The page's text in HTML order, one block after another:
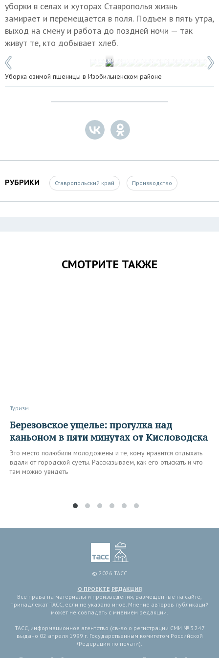
уборки в селах и хуторах Ставрополья жизнь
замирает и перемещается в поля. Подъем в пять утра,
выход на смену и работа до поздней ночи — так
живут те, кто добывает хлеб.
Фото: Михаил Пушилин
1 / 15
Уборка озимой пшеницы в Изобильненском районе
РУБРИКИ Ставропольский край Производство
СМОТРИТЕ ТАКЖЕ
Туризм
Березовское ущелье: прогулка над
каньоном в пяти минутах от Кисловодска
Это место полюбили молодожены и те, кому нравится отдыхать
вдали от городской суеты. Рассказываем, как его отыскать и что
там можно увидеть
© 2026 ТАСС
О ПРОЕКТЕ РЕДАКЦИЯ
Все права на материалы и произведения, размещенные на сайте,
принадлежат ТАСС, если не указано иное. Мнение авторов публикаций
может не совпадать с мнением редакции.
ТАСС, информационное агентство (св-во о регистрации СМИ № 3 247
выдано 02 апреля 1999 г. Государственным комитетом Российской
Федерации по печати).